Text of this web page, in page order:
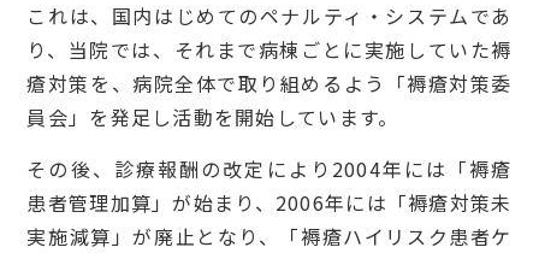
これは、国内はじめてのペナルティ・システムであ
り、当院では、それまで病棟ごとに実施していた褥
瘡対策を、病院全体で取り組めるよう「褥瘡対策委
員会」を発足し活動を開始しています。
その後、診療報酬の改定により2004年には「褥瘡
患者管理加算」が始まり、2006年には「褥瘡対策未
実施減算」が廃止となり、「褥瘡ハイリスク患者ケ